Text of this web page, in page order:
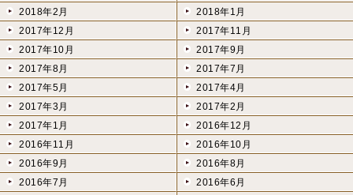
2018年2月
2018年1月
2017年12月
2017年11月
2017年10月
2017年9月
2017年8月
2017年7月
2017年5月
2017年4月
2017年3月
2017年2月
2017年1月
2016年12月
2016年11月
2016年10月
2016年9月
2016年8月
2016年7月
2016年6月